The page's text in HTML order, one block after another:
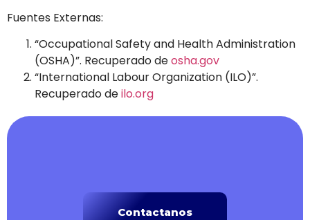
Fuentes Externas:
“Occupational Safety and Health Administration
(OSHA)”. Recuperado deosha.gov
“International Labour Organization (ILO)”.
Recuperado deilo.org
Contactanos